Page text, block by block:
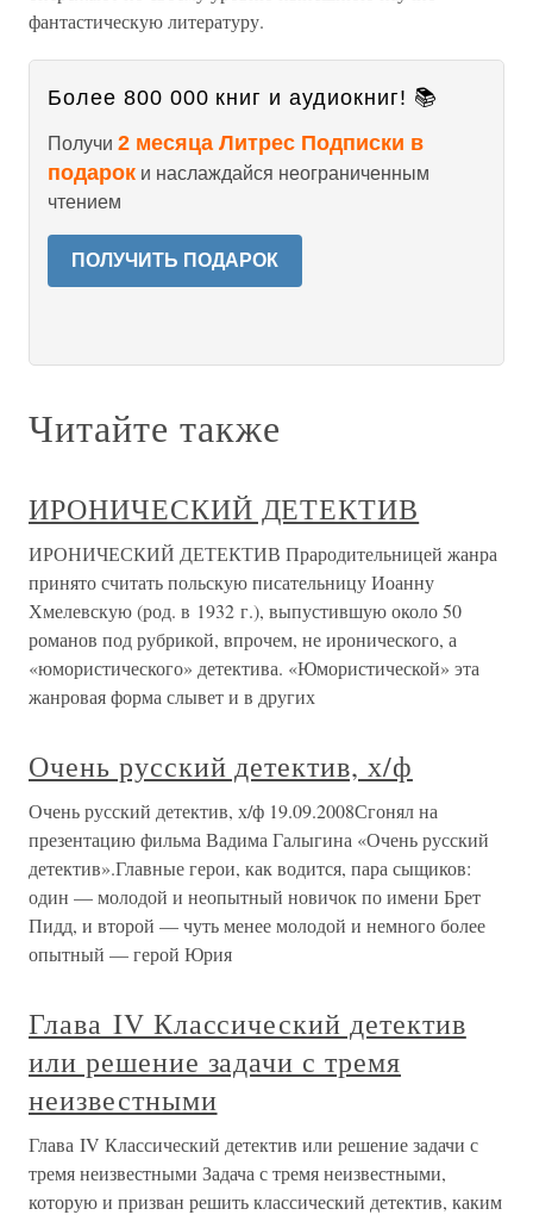
фантастическую литературу.
Более 800 000 книг и аудиокниг! 📚
Получи 2 месяца Литрес Подписки в
подарок и наслаждайся неограниченным
чтением
ПОЛУЧИТЬ ПОДАРОК
Читайте также
ИРОНИЧЕСКИЙ ДЕТЕКТИВ
ИРОНИЧЕСКИЙ ДЕТЕКТИВ Прародительницей жанра
принято считать польскую писательницу Иоанну
Хмелевскую (род. в 1932 г.), выпустившую около 50
романов под рубрикой, впрочем, не иронического, а
«юмористического» детектива. «Юмористической» эта
жанровая форма слывет и в других
Очень русский детектив, х/ф
Очень русский детектив, х/ф 19.09.2008Сгонял на
презентацию фильма Вадима Галыгина «Очень русский
детектив».Главные герои, как водится, пара сыщиков:
один — молодой и неопытный новичок по имени Брет
Пидд, и второй — чуть менее молодой и немного более
опытный — герой Юрия
Глава IV Классический детектив
или решение задачи с тремя
неизвестными
Глава IV Классический детектив или решение задачи с
тремя неизвестными Задача с тремя неизвестными,
которую и призван решить классический детектив, каким